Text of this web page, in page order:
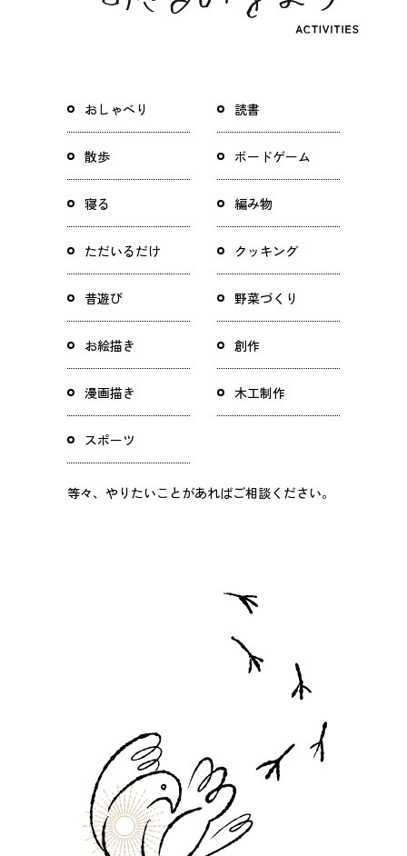
おしゃべり
散歩
寝る
ただいるだけ
昔遊び
お絵描き
漫画描き
スポーツ
読書
ボードゲーム
編み物
クッキング
野菜づくり
創作
木工制作
等々、やりたいことがあればご相談ください。